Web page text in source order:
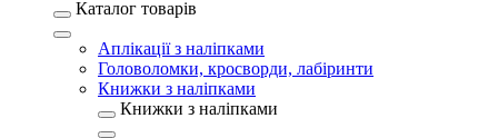
Каталог товарів
Аплікації з наліпками
Головоломки, кросворди, лабіринти
Книжки з наліпками
Книжки з наліпками